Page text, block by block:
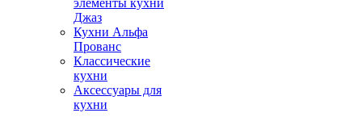
элементы кухни
Джаз
Кухни Альфа
Прованс
Классические
кухни
Аксессуары для
кухни